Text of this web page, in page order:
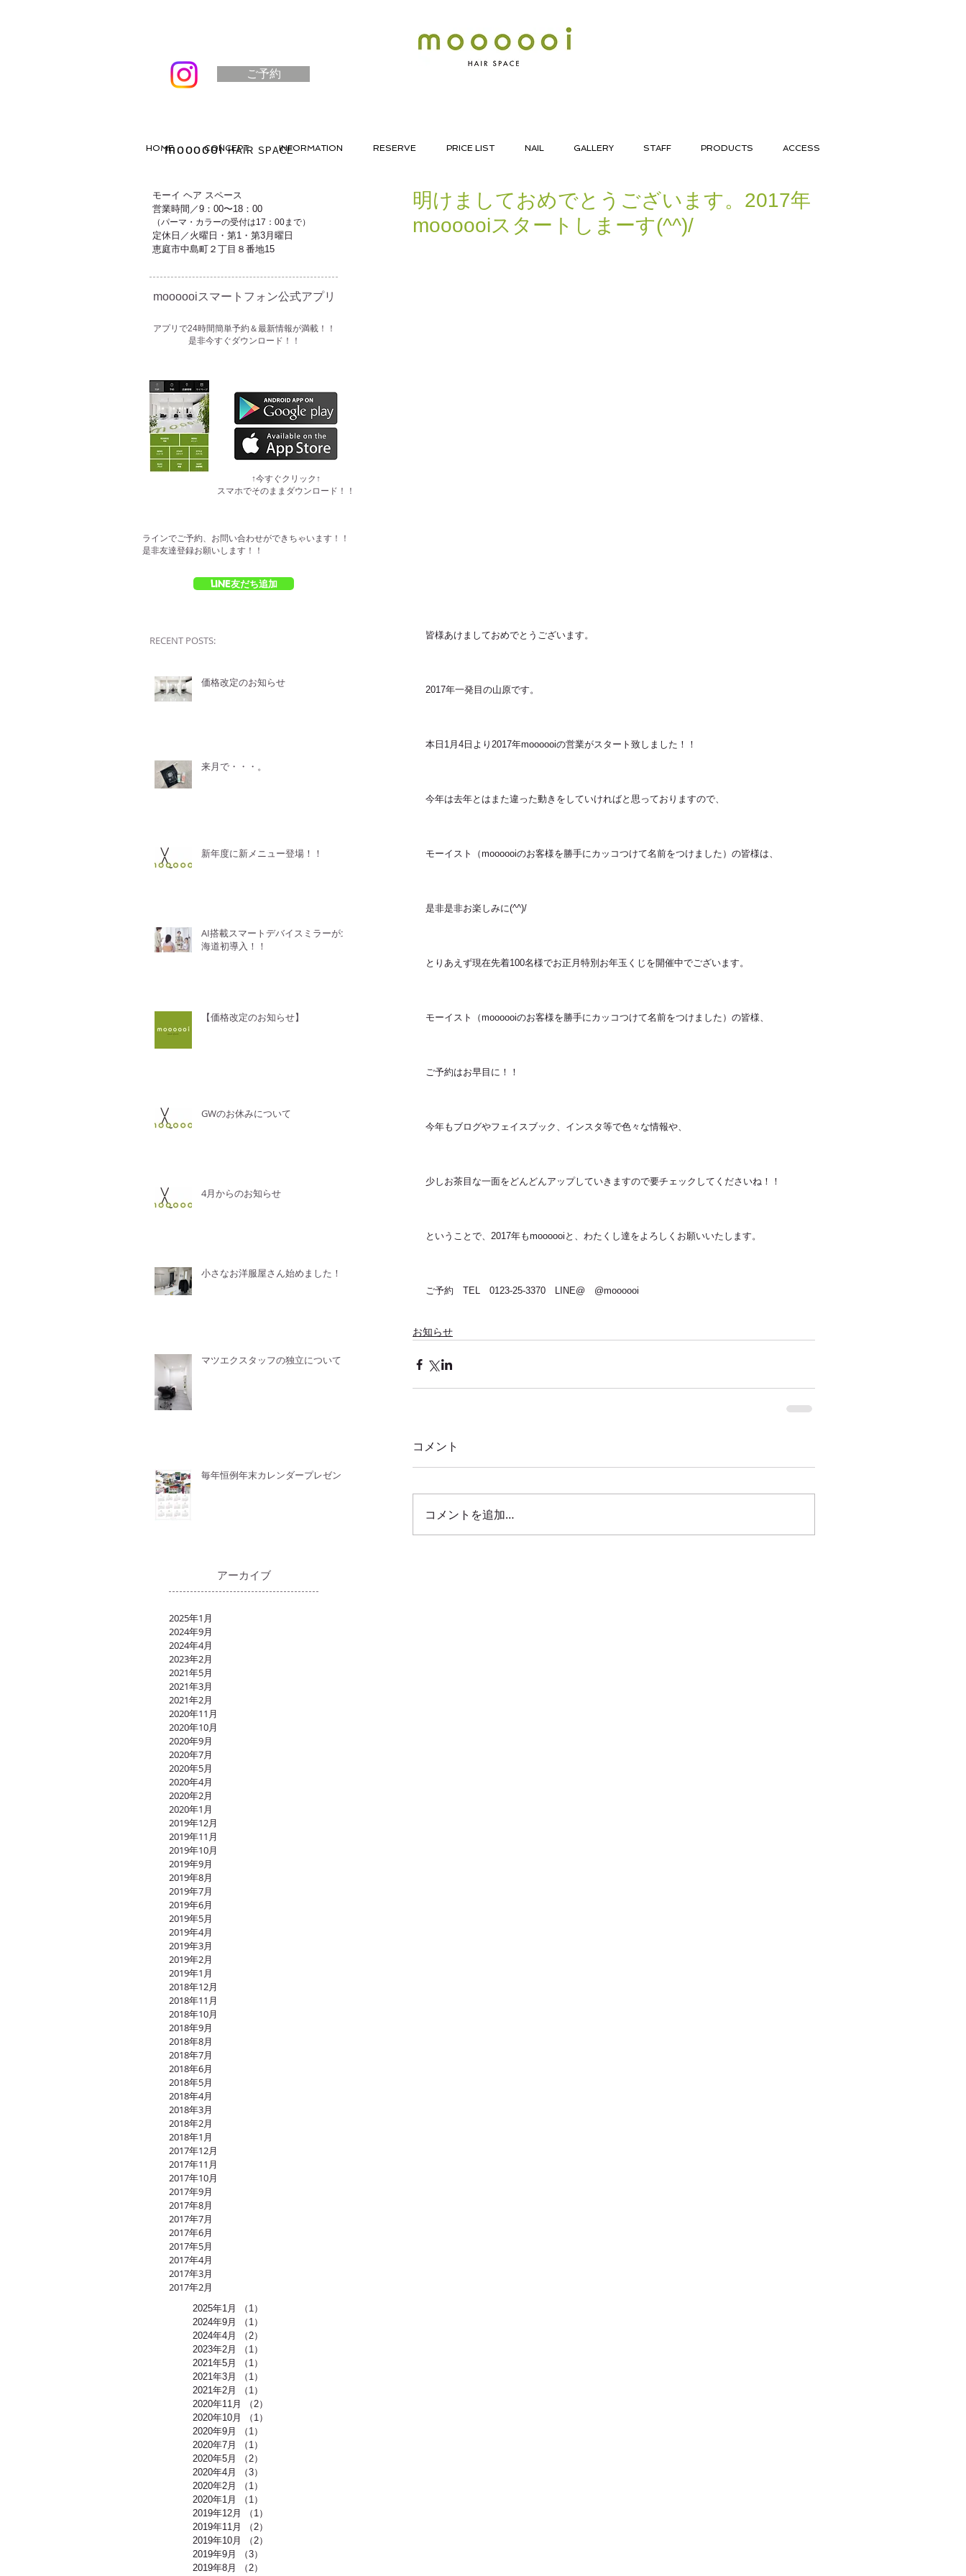
ご予約
HOME CONCEPT INFORMATION RESERVE PRICE LIST NAIL GALLERY STAFF PRODUCTS ACCESS
moooooiHAIR SPACE
モーイ ヘア スペース
営業時間／9：00〜18：00
（パーマ・カラーの受付は17：00まで）
定休日／火曜日・第1・第3月曜日
恵庭市中島町２丁目８番地15
moooooiスマートフォン公式アプリ​
​アプリで24時間簡単予約＆最新情報が満載！！
是非今すぐダウンロード！！
​↑今すぐクリック↑
スマホでそのままダウンロード！！
ラインでご予約、お問い合わせができちゃいます！！
是非友達登録お願いします！！
LINE友だち追加
RECENT POSTS:
価格改定のお知らせ
来月で・・・。
新年度に新メニュー登場！！
AI搭載スマートデバイスミラーが北
海道初導入！！
【価格改定のお知らせ】
GWのお休みについて
4月からのお知らせ
小さなお洋服屋さん始めました！！
マツエクスタッフの独立について
毎年恒例年末カレンダープレゼント
​アーカイブ
2025年1月
2024年9月
2024年4月
2023年2月
2021年5月
2021年3月
2021年2月
2020年11月
2020年10月
2020年9月
2020年7月
2020年5月
2020年4月
2020年2月
2020年1月
2019年12月
2019年11月
2019年10月
2019年9月
2019年8月
2019年7月
2019年6月
2019年5月
2019年4月
2019年3月
2019年2月
2019年1月
2018年12月
2018年11月
2018年10月
2018年9月
2018年8月
2018年7月
2018年6月
2018年5月
2018年4月
2018年3月
2018年2月
2018年1月
2017年12月
2017年11月
2017年10月
2017年9月
2017年8月
2017年7月
2017年6月
2017年5月
2017年4月
2017年3月
2017年2月
2025年1月 （1）
2024年9月
（1）
2024年4月
（2）
2023年2月
（1）
2021年5月
（1）
2021年3月
（1）
2021年2月
（1）
2020年11月
（2）
2020年10月
（1）
2020年9月
（1）
2020年7月
（1）
2020年5月
（2）
2020年4月
（3）
2020年2月
（1）
2020年1月
（1）
2019年12月
（1）
2019年11月
（2）
2019年10月
（2）
2019年9月
（3）
2019年8月
（2）
明けましておめでとうございます。2017年
moooooiスタートしまーす(^^)/
皆様あけましておめでとうございます。
2017年一発目の山原です。
本日1月4日より2017年moooooiの営業がスタート致しました！！
今年は去年とはまた違った動きをしていければと思っておりますので、
モーイスト（moooooiのお客様を勝手にカッコつけて名前をつけました）の皆様は、
是非是非お楽しみに(^^)/
とりあえず現在先着100名様でお正月特別お年玉くじを開催中でございます。
モーイスト（moooooiのお客様を勝手にカッコつけて名前をつけました）の皆様、
ご予約はお早目に！！
今年もブログやフェイスブック、インスタ等で色々な情報や、
少しお茶目な一面をどんどんアップしていきますので要チェックしてくださいね！！
ということで、2017年もmoooooiと、わたくし達をよろしくお願いいたします。
ご予約　TEL　0123-25-3370　LINE@　@moooooi
お知らせ
コメント
コメントを追加…